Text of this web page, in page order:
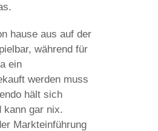
hause aus auf der
während für
ein
werden muss
hält sich
kann gar nix.
Markteinführung